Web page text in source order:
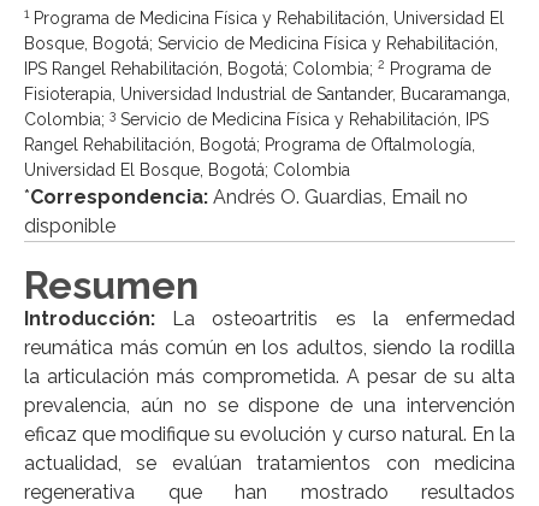
1Programa de Medicina Física y Rehabilitación, Universidad El
Bosque, Bogotá; Servicio de Medicina Física y Rehabilitación,
IPS Rangel Rehabilitación, Bogotá; Colombia; 2 Programa de
Fisioterapia, Universidad Industrial de Santander, Bucaramanga,
Colombia; 3 Servicio de Medicina Física y Rehabilitación, IPS
Rangel Rehabilitación, Bogotá; Programa de Oftalmología,
Universidad El Bosque, Bogotá; Colombia
*Correspondencia: Andrés O. Guardias, Email no
disponible
Resumen
Introducción: La osteoartritis es la enfermedad
reumática más común en los adultos, siendo la rodilla
la articulación más comprometida. A pesar de su alta
prevalencia, aún no se dispone de una intervención
eficaz que modifique su evolución y curso natural. En la
actualidad, se evalúan tratamientos con medicina
regenerativa que han mostrado resultados